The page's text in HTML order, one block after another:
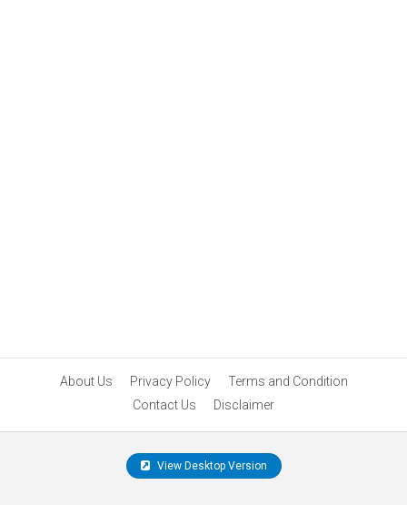
About Us Privacy Policy
Terms and Condition
Contact Us
Disclaimer
View Desktop Version